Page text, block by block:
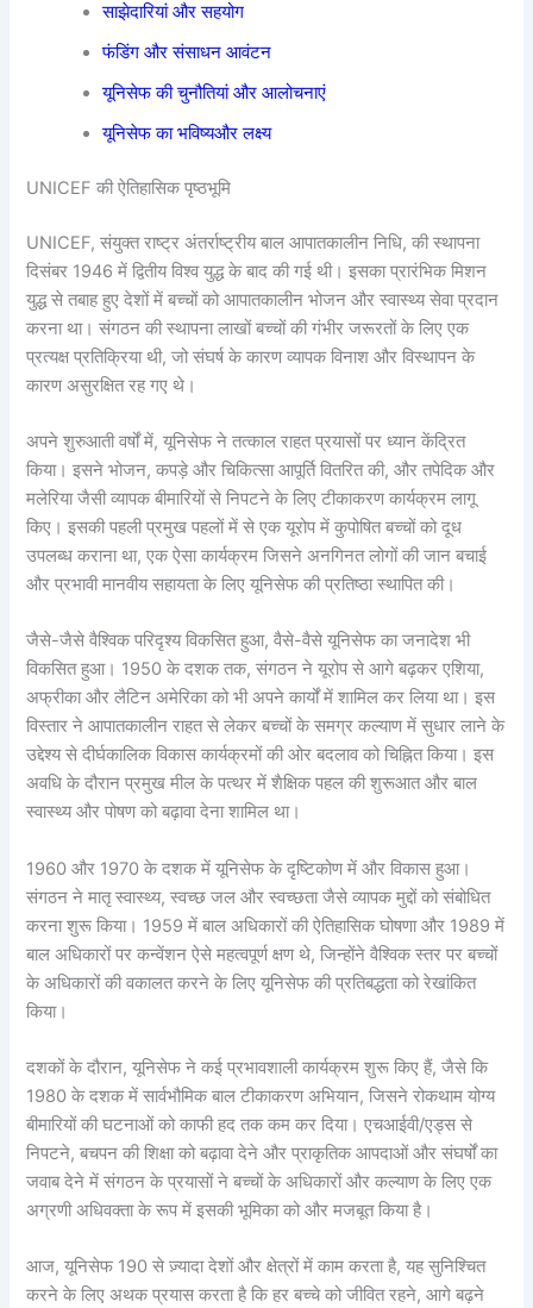
साझेदारियां और सहयोग
फंडिंग और संसाधन आवंटन
यूनिसेफ की चुनौतियां और आलोचनाएं
यूनिसेफ का भविष्यऔर लक्ष्य
UNICEF की ऐतिहासिक पृष्ठभूमि
UNICEF, संयुक्त राष्ट्र अंतर्राष्ट्रीय बाल आपातकालीन निधि, की स्थापना
दिसंबर 1946 में द्वितीय विश्व युद्ध के बाद की गई थी। इसका प्रारंभिक मिशन
युद्ध से तबाह हुए देशों में बच्चों को आपातकालीन भोजन और स्वास्थ्य सेवा प्रदान
करना था। संगठन की स्थापना लाखों बच्चों की गंभीर जरूरतों के लिए एक
प्रत्यक्ष प्रतिक्रिया थी, जो संघर्ष के कारण व्यापक विनाश और विस्थापन के
कारण असुरक्षित रह गए थे।
अपने शुरुआती वर्षों में, यूनिसेफ ने तत्काल राहत प्रयासों पर ध्यान केंद्रित
किया। इसने भोजन, कपड़े और चिकित्सा आपूर्ति वितरित की, और तपेदिक और
मलेरिया जैसी व्यापक बीमारियों से निपटने के लिए टीकाकरण कार्यक्रम लागू
किए। इसकी पहली प्रमुख पहलों में से एक यूरोप में कुपोषित बच्चों को दूध
उपलब्ध कराना था, एक ऐसा कार्यक्रम जिसने अनगिनत लोगों की जान बचाई
और प्रभावी मानवीय सहायता के लिए यूनिसेफ की प्रतिष्ठा स्थापित की।
जैसे-जैसे वैश्विक परिदृश्य विकसित हुआ, वैसे-वैसे यूनिसेफ का जनादेश भी
विकसित हुआ। 1950 के दशक तक, संगठन ने यूरोप से आगे बढ़कर एशिया,
अफ्रीका और लैटिन अमेरिका को भी अपने कार्यों में शामिल कर लिया था। इस
विस्तार ने आपातकालीन राहत से लेकर बच्चों के समग्र कल्याण में सुधार लाने के
उद्देश्य से दीर्घकालिक विकास कार्यक्रमों की ओर बदलाव को चिह्नित किया। इस
अवधि के दौरान प्रमुख मील के पत्थर में शैक्षिक पहल की शुरूआत और बाल
स्वास्थ्य और पोषण को बढ़ावा देना शामिल था।
1960 और 1970 के दशक में यूनिसेफ के दृष्टिकोण में और विकास हुआ।
संगठन ने मातृ स्वास्थ्य, स्वच्छ जल और स्वच्छता जैसे व्यापक मुद्दों को संबोधित
करना शुरू किया। 1959 में बाल अधिकारों की ऐतिहासिक घोषणा और 1989 में
बाल अधिकारों पर कन्वेंशन ऐसे महत्वपूर्ण क्षण थे, जिन्होंने वैश्विक स्तर पर बच्चों
के अधिकारों की वकालत करने के लिए यूनिसेफ की प्रतिबद्धता को रेखांकित
किया।
दशकों के दौरान, यूनिसेफ ने कई प्रभावशाली कार्यक्रम शुरू किए हैं, जैसे कि
1980 के दशक में सार्वभौमिक बाल टीकाकरण अभियान, जिसने रोकथाम योग्य
बीमारियों की घटनाओं को काफी हद तक कम कर दिया। एचआईवी/एड्स से
निपटने, बचपन की शिक्षा को बढ़ावा देने और प्राकृतिक आपदाओं और संघर्षों का
जवाब देने में संगठन के प्रयासों ने बच्चों के अधिकारों और कल्याण के लिए एक
अग्रणी अधिवक्ता के रूप में इसकी भूमिका को और मजबूत किया है।
आज, यूनिसेफ 190 से ज़्यादा देशों और क्षेत्रों में काम करता है, यह सुनिश्चित
करने के लिए अथक प्रयास करता है कि हर बच्चे को जीवित रहने, आगे बढ़ने